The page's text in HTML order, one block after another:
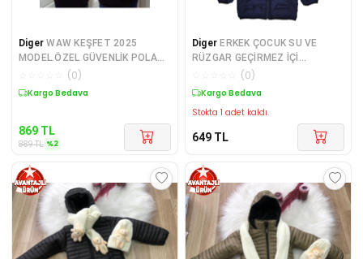
Diger WAW KEŞFET 2025
MODEL.ÖZEL GÜVENLİK POLAR
MONT SATINAL.SIVILE SAT
(0)
Sepette %2 İndirim
869 TL
889TL %2
Diger ERKEK ÇOCUK SU VE
RÜZGAR GEÇİRMEZ İÇİ
KAPİTONE KAPŞONLU MONT
(0)
Kargo Bedava
Stokta 1 adet kaldı.
649 TL